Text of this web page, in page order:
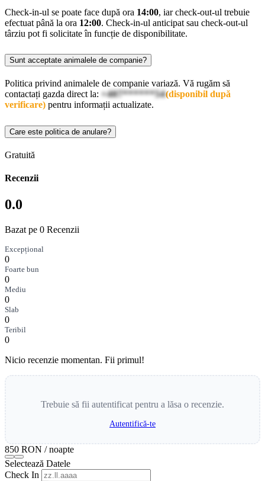
Check-in-ul se poate face după ora 14:00, iar check-out-ul trebuie
efectuat până la ora 12:00. Check-in-ul anticipat sau check-out-ul
târziu pot fi solicitate în funcție de disponibilitate.
Sunt acceptate animalele de companie?
Politica privind animalele de companie variază. Vă rugăm să
contactați gazda direct la: +407******54(disponibil după
verificare) pentru informații actualizate.
Care este politica de anulare?
Gratuită
Recenzii
0.0
Bazat pe 0 Recenzii
Excepțional
0
Foarte bun
0
Mediu
0
Slab
0
Teribil
0
Nicio recenzie momentan. Fii primul!
Trebuie să fii autentificat pentru a lăsa o recenzie.
Autentifică-te
850 RON / noapte
Selectează Datele
Check In